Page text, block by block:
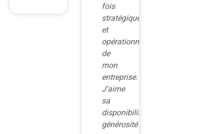
fois
stratégique
et
opérationnelle
de
mon
entreprise.
J’aime
sa
disponibilité,
générosité